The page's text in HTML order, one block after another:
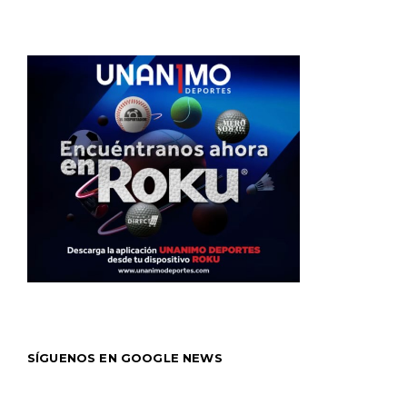
SÍGUENOS EN GOOGLE NEWS